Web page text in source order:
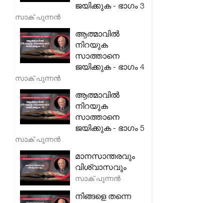
ജയിക്കുക - ഭാഗം 3
സാക് പുന്നൻ
ആത്മാവിൽ
നിറയുക
സാത്താനെ
ജയിക്കുക - ഭാഗം 4
സാക് പുന്നൻ
ആത്മാവിൽ
നിറയുക
സാത്താനെ
ജയിക്കുക - ഭാഗം 5
സാക് പുന്നൻ
മാനസാന്തരവും
വിശ്വാസവും
സാക് പുന്നൻ
നിങ്ങളെ തന്നെ